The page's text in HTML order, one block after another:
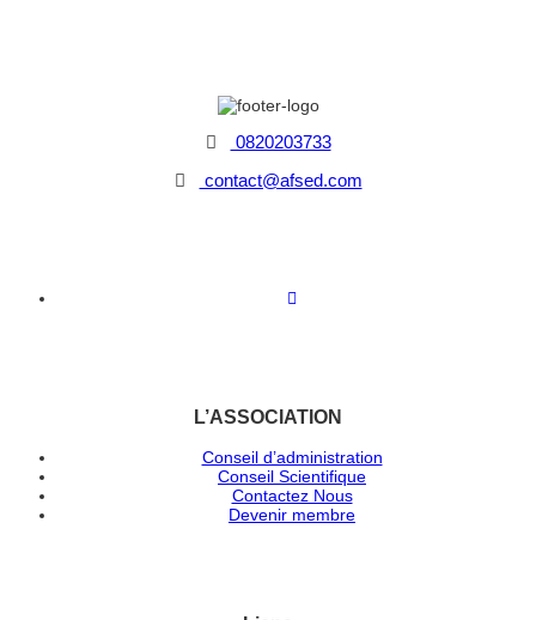
0820203733
contact@afsed.com
L’ASSOCIATION
Conseil d’administration
Conseil Scientifique
Contactez Nous
Devenir membre